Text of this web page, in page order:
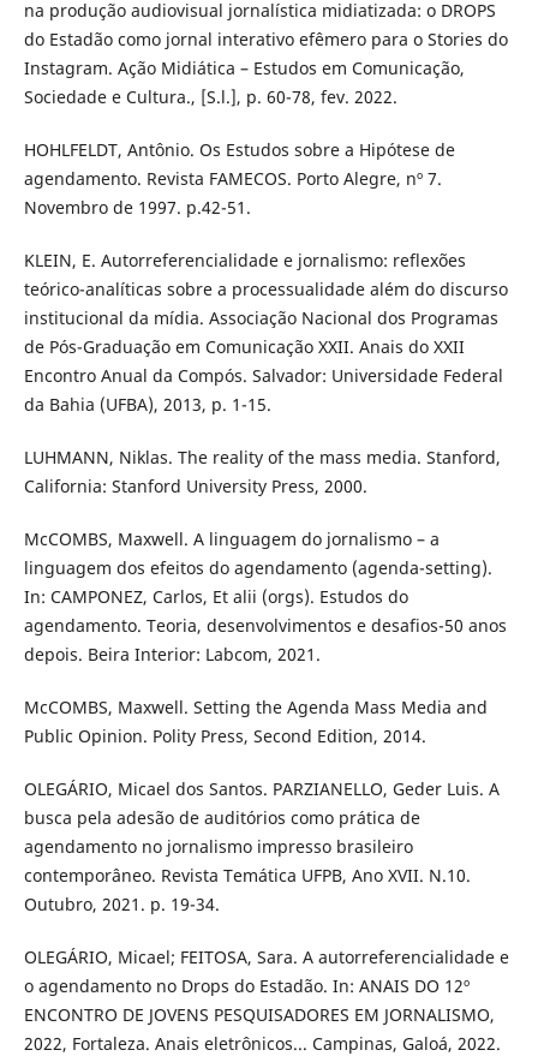
na produção audiovisual jornalística midiatizada: o DROPS
do Estadão como jornal interativo efêmero para o Stories do
Instagram. Ação Midiática – Estudos em Comunicação,
Sociedade e Cultura., [S.l.], p. 60-78, fev. 2022.
HOHLFELDT, Antônio. Os Estudos sobre a Hipótese de
agendamento. Revista FAMECOS. Porto Alegre, nº 7.
Novembro de 1997. p.42-51.
KLEIN, E. Autorreferencialidade e jornalismo: reflexões
teórico-analíticas sobre a processualidade além do discurso
institucional da mídia. Associação Nacional dos Programas
de Pós-Graduação em Comunicação XXII. Anais do XXII
Encontro Anual da Compós. Salvador: Universidade Federal
da Bahia (UFBA), 2013, p. 1-15.
LUHMANN, Niklas. The reality of the mass media. Stanford,
California: Stanford University Press, 2000.
McCOMBS, Maxwell. A linguagem do jornalismo – a
linguagem dos efeitos do agendamento (agenda-setting).
In: CAMPONEZ, Carlos, Et alii (orgs). Estudos do
agendamento. Teoria, desenvolvimentos e desafios-50 anos
depois. Beira Interior: Labcom, 2021.
McCOMBS, Maxwell. Setting the Agenda Mass Media and
Public Opinion. Polity Press, Second Edition, 2014.
OLEGÁRIO, Micael dos Santos. PARZIANELLO, Geder Luis. A
busca pela adesão de auditórios como prática de
agendamento no jornalismo impresso brasileiro
contemporâneo. Revista Temática UFPB, Ano XVII. N.10.
Outubro, 2021. p. 19-34.
OLEGÁRIO, Micael; FEITOSA, Sara. A autorreferencialidade e
o agendamento no Drops do Estadão. In: ANAIS DO 12º
ENCONTRO DE JOVENS PESQUISADORES EM JORNALISMO,
2022, Fortaleza. Anais eletrônicos... Campinas, Galoá, 2022.